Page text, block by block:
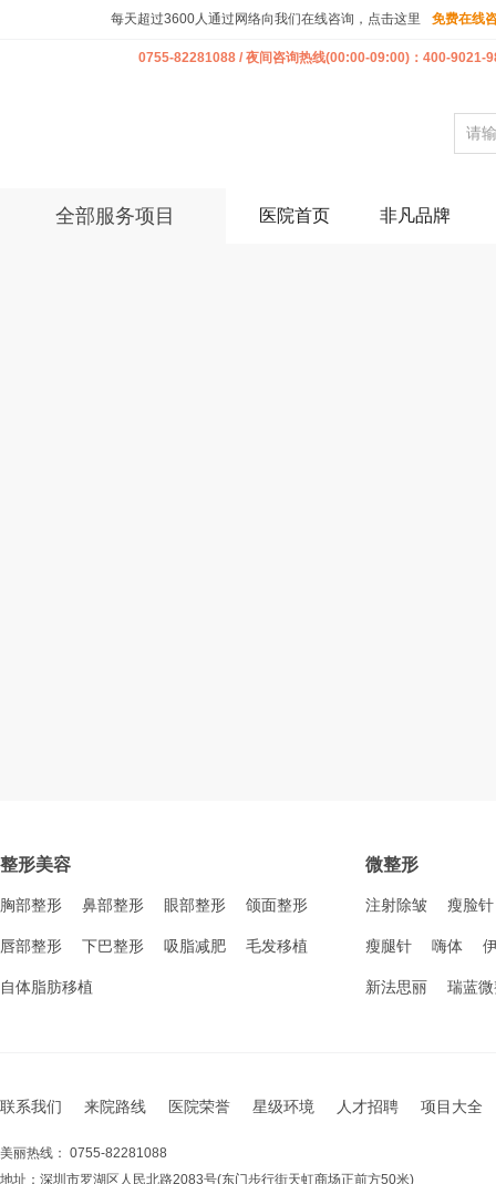
每天超过3600人通过网络向我们在线咨询，点击这里 免费在线
0755-82281088 / 夜间咨询热线(00:00-09:00)：400-9021-
全部服务项目 医院首页 非凡品牌
整形美容
胸部整形 鼻部整形 眼部整形 颌面整形
唇部整形 下巴整形 吸脂减肥 毛发移植
自体脂肪移植
微整形
注射除皱 瘦脸针
瘦腿针 嗨体
新法思丽 瑞蓝
联系我们 来院路线 医院荣誉 星级环境 人才招聘 项目大全
美丽热线： 0755-82281088
地址：深圳市罗湖区人民北路2083号(东门步行街天虹商场正前方50米)